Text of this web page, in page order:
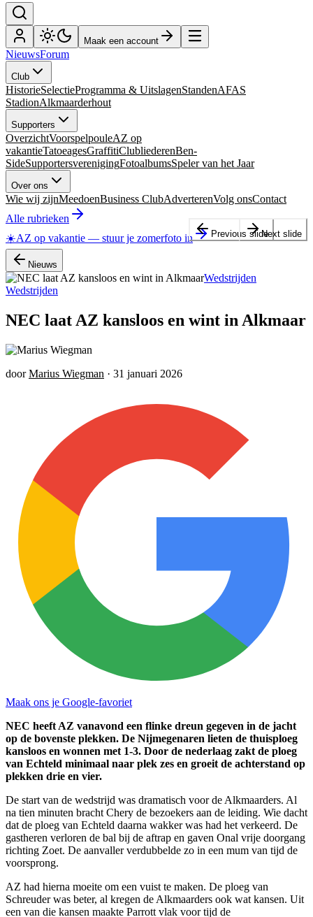
Maak een account
NieuwsForum
Club
HistorieSelectieProgramma & UitslagenStandenAFAS
StadionAlkmaarderhout
Supporters
OverzichtVoorspelpouleAZ op
vakantieTatoeagesGraffitiClubliederenBen-
SideSupportersverenigingFotoalbumsSpeler van het Jaar
Over ons
Wie wij zijnMeedoenBusiness ClubAdverterenVolg onsContact
Alle rubrieken
☀️AZ op vakantie — stuur je zomerfoto in
Nieuws
Wedstrijden
Wedstrijden
NEC laat AZ kansloos en wint in Alkmaar
door Marius Wiegman · 31 januari 2026
Maak ons je Google-favoriet
NEC heeft AZ vanavond een flinke dreun gegeven in de jacht
op de bovenste plekken. De Nijmegenaren lieten de thuisploeg
kansloos en wonnen met 1-3. Door de nederlaag zakt de ploeg
van Echteld minimaal naar plek zes en groeit de achterstand op
plekken drie en vier.
De start van de wedstrijd was dramatisch voor de Alkmaarders. Al
na tien minuten bracht Chery de bezoekers aan de leiding. Wie dacht
dat de ploeg van Echteld daarna wakker was had het verkeerd. De
gastheren verloren de bal bij de aftrap en gaven Onal vrije doorgang
richting Zoet. De aanvaller verdubbelde zo in een mum van tijd de
voorsprong.
AZ had hierna moeite om een vuist te maken. De ploeg van
Schreuder was beter, al kregen de Alkmaarders ook wat kansen. Uit
een van die kansen maakte Parrott vlak voor tijd de
Previous slideNext slide